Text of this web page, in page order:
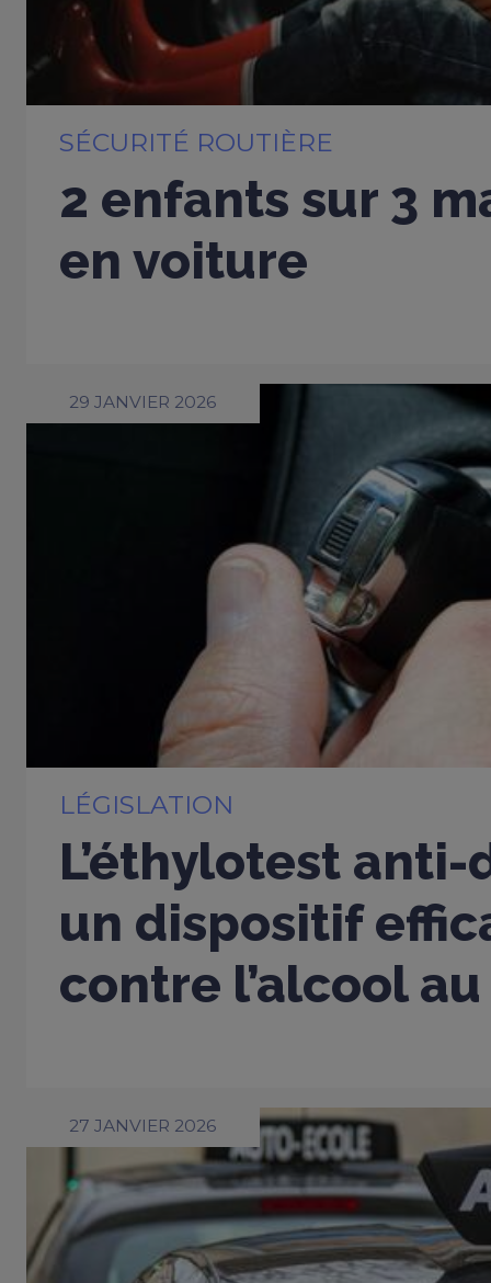
SÉCURITÉ ROUTIÈRE
2 enfants sur 3
en voiture
29 JANVIER 2026
LÉGISLATION
L’éthylotest
un dispositif
contre l’alcool
27 JANVIER 2026